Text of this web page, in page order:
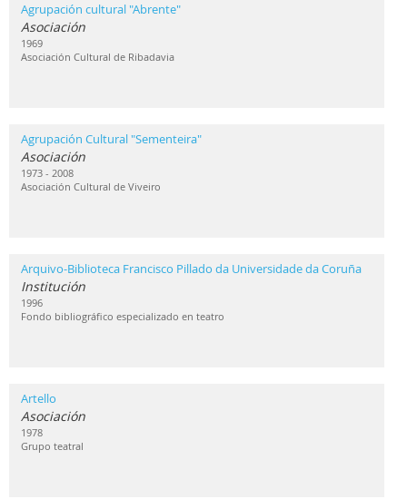
Agrupación cultural "Abrente"
Asociación
1969
Asociación Cultural de Ribadavia
Agrupación Cultural "Sementeira"
Asociación
1973 - 2008
Asociación Cultural de Viveiro
Arquivo-Biblioteca Francisco Pillado da Universidade da Coruña
Institución
1996
Fondo bibliográfico especializado en teatro
Artello
Asociación
1978
Grupo teatral